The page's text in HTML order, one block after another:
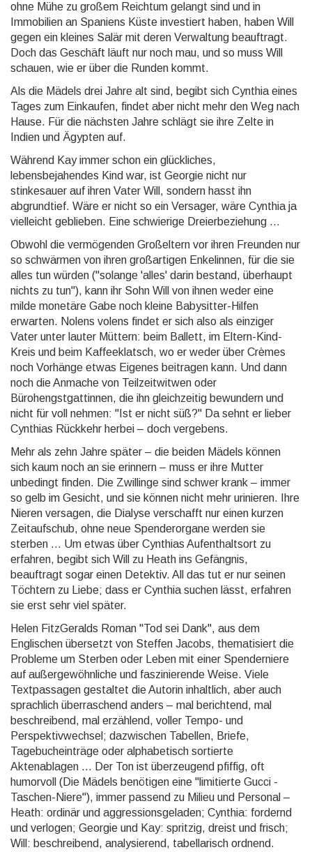
ohne Mühe zu großem Reichtum gelangt sind und in
Immobilien an Spaniens Küste investiert haben, haben Will
gegen ein kleines Salär mit deren Verwaltung beauftragt.
Doch das Geschäft läuft nur noch mau, und so muss Will
schauen, wie er über die Runden kommt.
Als die Mädels drei Jahre alt sind, begibt sich Cynthia eines
Tages zum Einkaufen, findet aber nicht mehr den Weg nach
Hause. Für die nächsten Jahre schlägt sie ihre Zelte in
Indien und Ägypten auf.
Während Kay immer schon ein glückliches,
lebensbejahendes Kind war, ist Georgie nicht nur
stinkesauer auf ihren Vater Will, sondern hasst ihn
abgrundtief. Wäre er nicht so ein Versager, wäre Cynthia ja
vielleicht geblieben. Eine schwierige Dreierbeziehung ...
Obwohl die vermögenden Großeltern vor ihren Freunden nur
so schwärmen von ihren großartigen Enkelinnen, für die sie
alles tun würden ("solange 'alles' darin bestand, überhaupt
nichts zu tun"), kann ihr Sohn Will von ihnen weder eine
milde monetäre Gabe noch kleine Babysitter-Hilfen
erwarten. Nolens volens findet er sich also als einziger
Vater unter lauter Müttern: beim Ballett, im Eltern-Kind-
Kreis und beim Kaffeeklatsch, wo er weder über Crèmes
noch Vorhänge etwas Eigenes beitragen kann. Und dann
noch die Anmache von Teilzeitwitwen oder
Bürohengstgattinnen, die ihn gleichzeitig bewundern und
nicht für voll nehmen: "Ist er nicht süß?" Da sehnt er lieber
Cynthias Rückkehr herbei – doch vergebens.
Mehr als zehn Jahre später – die beiden Mädels können
sich kaum noch an sie erinnern – muss er ihre Mutter
unbedingt finden. Die Zwillinge sind schwer krank – immer
so gelb im Gesicht, und sie können nicht mehr urinieren. Ihre
Nieren versagen, die Dialyse verschafft nur einen kurzen
Zeitaufschub, ohne neue Spenderorgane werden sie
sterben ... Um etwas über Cynthias Aufenthaltsort zu
erfahren, begibt sich Will zu Heath ins Gefängnis,
beauftragt sogar einen Detektiv. All das tut er nur seinen
Töchtern zu Liebe; dass er Cynthia suchen lässt, erfahren
sie erst sehr viel später.
Helen FitzGeralds Roman "Tod sei Dank", aus dem
Englischen übersetzt von Steffen Jacobs, thematisiert die
Probleme um Sterben oder Leben mit einer Spenderniere
auf außergewöhnliche und faszinierende Weise. Viele
Textpassagen gestaltet die Autorin inhaltlich, aber auch
sprachlich überraschend anders – mal berichtend, mal
beschreibend, mal erzählend, voller Tempo- und
Perspektivwechsel; dazwischen Tabellen, Briefe,
Tagebucheinträge oder alphabetisch sortierte
Aktenablagen ... Der Ton ist überzeugend pfiffig, oft
humorvoll (Die Mädels benötigen eine "limitierte Gucci -
Taschen-Niere"), immer passend zu Milieu und Personal –
Heath: ordinär und aggressionsgeladen; Cynthia: fordernd
und verlogen; Georgie und Kay: spritzig, dreist und frisch;
Will: beschreibend, analysierend, tabellarisch ordnend.